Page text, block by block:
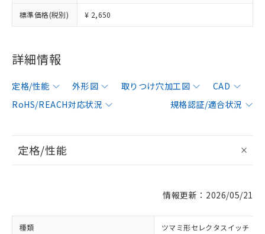
標準価格(税別) ¥ 2,650
詳細情報
定格/性能 外形図 取りつけ穴加工図
CAD
RoHS/REACH対応状況
規格認証/適合状況
定格/性能
情報更新：2026/05/21
種類 ツマミ形セレクタスイッチ